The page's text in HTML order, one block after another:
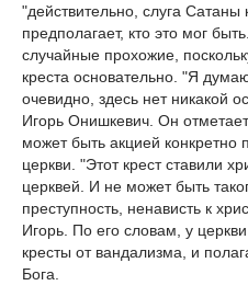
"действительно, слуга
предполагает, кто это мог
случайные прохожие,
креста основательно. "Я
очевидно, здесь нет никакой
Игорь Онишкевич. Он
может быть акцией конкретно
церкви. "Этот крест ставили
церквей. И не может быть
преступность, ненависть к
Игорь. По его словам, у
кресты от вандализма, и
Бога.